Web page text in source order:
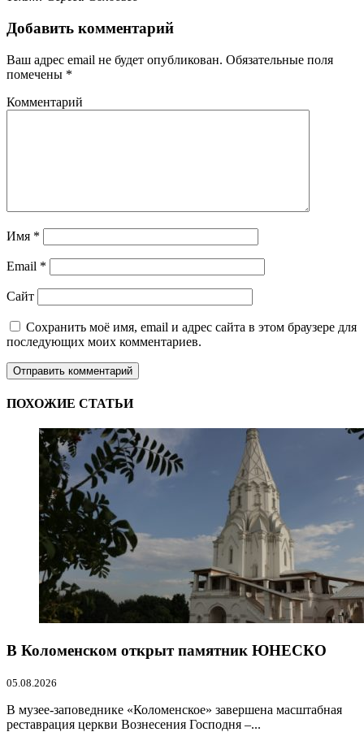
Добавить комментарий
Ваш адрес email не будет опубликован. Обязательные поля
помечены *
Комментарий
Имя *
Email *
Сайт
Сохранить моё имя, email и адрес сайта в этом браузере для
последующих моих комментариев.
ПОХОЖИЕ СТАТЬИ
В Коломенском открыт памятник ЮНЕСКО
05.08.2026
В музее-заповеднике «Коломенское» завершена масштабная
реставрация церкви Вознесения Господня –...